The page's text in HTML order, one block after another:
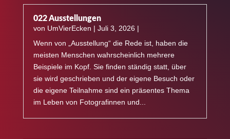
022 Ausstellungen
von UmVierEcken | Juli 3, 2026 |
Wenn von „Ausstellung“ die Rede ist, haben die
meisten Menschen wahrscheinlich mehrere
Beispiele im Kopf. Sie finden ständig statt, über
sie wird geschrieben und der eigene Besuch oder
die eigene Teilnahme sind ein präsentes Thema
im Leben von Fotografinnen und...